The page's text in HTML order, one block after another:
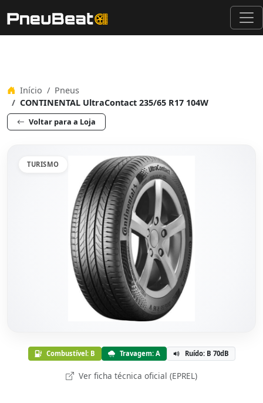
Início
Pneus
CONTINENTAL UltraContact 235/65 R17 104W
Voltar para a Loja
TURISMO
Combustível: B Travagem: A Ruído: B 70dB
Ver ficha técnica oficial (EPREL)